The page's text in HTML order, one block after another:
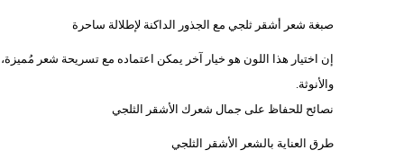
صبغة شعر أشقر ثلجي مع الجذور الداكنة لإطلالة ساحرة
إن اختيار هذا اللون هو خيار آخر يمكن اعتماده مع تسريحة شعر
والأنوثة.
نصائح للحفاظ على جمال شعرك الأشقر الثلجي
طرق العناية بالشعر الأشقر الثلجي